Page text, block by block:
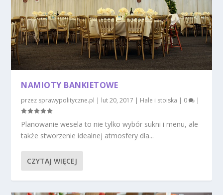
NAMIOTY BANKIETOWE
przez sprawypolityczne.pl | lut 20, 2017 | Hale i stoiska | 0 |
Planowanie wesela to nie tylko wybór sukni i menu, ale
także stworzenie idealnej atmosfery dla...
CZYTAJ WIĘCEJ